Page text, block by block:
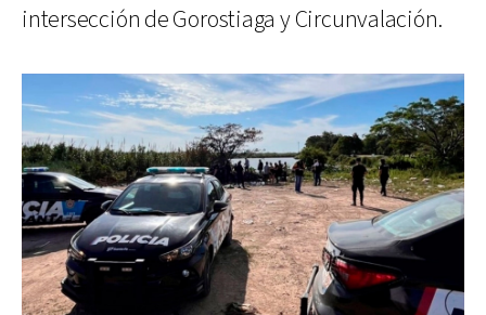
intersección de Gorostiaga y Circunvalación.